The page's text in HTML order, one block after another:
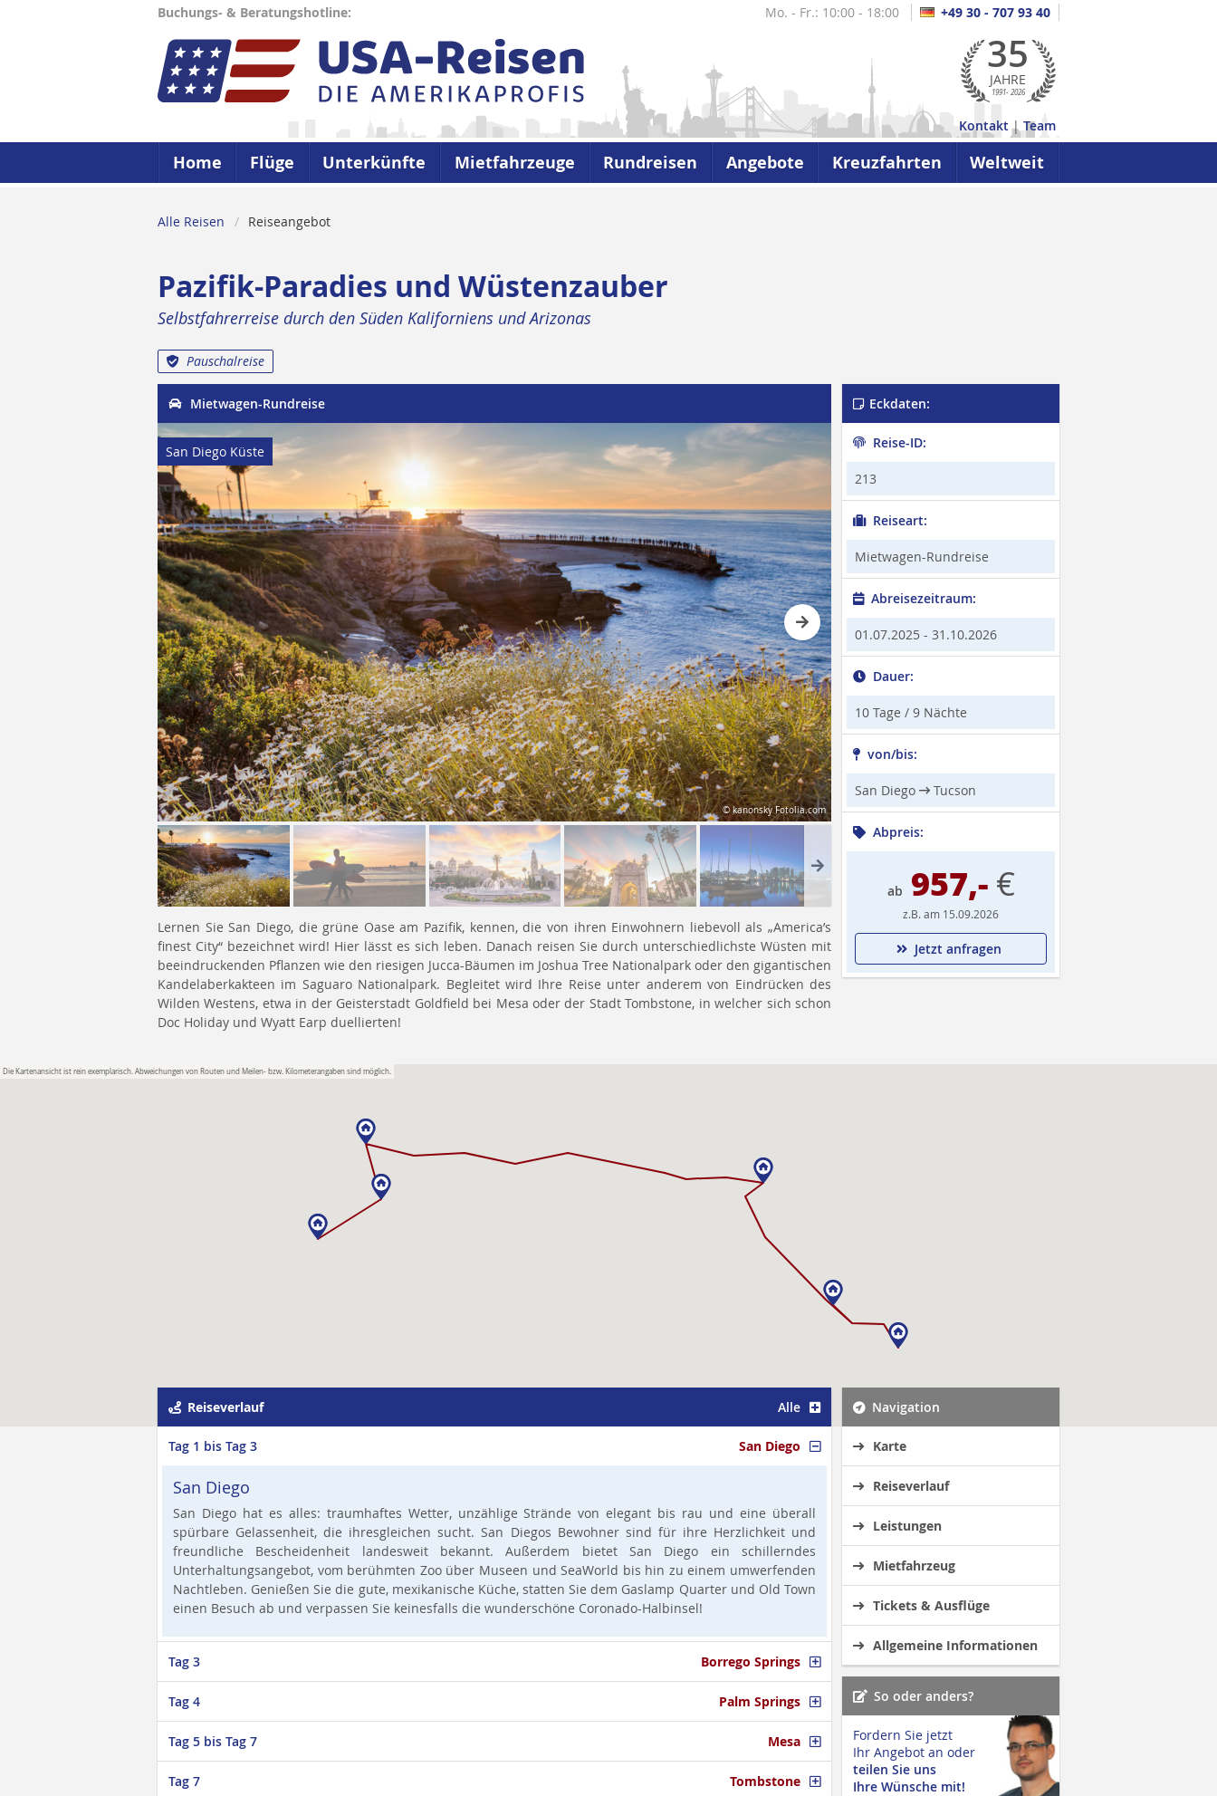
Buchungs- & Beratungshotline: Mo. - Fr.: 10:00 - 18:00 +49 30 - 707 93 40
35
JAHRE
1991- 2026
Kontakt | Team
Home Flüge Unterkünfte Mietfahrzeuge Rundreisen Angebote Kreuzfahrten Weltweit
Alle Reisen Reiseangebot
Pazifik-Paradies und Wüstenzauber
Selbstfahrerreise durch den Süden Kaliforniens und Arizonas
Pauschalreise
Mietwagen-Rundreise
San Diego Küste
© kanonsky Fotolia.com
San Diego Pier
Next
Lernen Sie San Diego, die grüne Oase am Pazifik, kennen, die von ihren Einwohnern liebevoll als „America’s
finest City“ bezeichnet wird! Hier lässt es sich leben. Danach reisen Sie durch unterschiedlichste Wüsten mit
beeindruckenden Pflanzen wie den riesigen Jucca-Bäumen im Joshua Tree Nationalpark oder den gigantischen
Kandelaberkakteen im Saguaro Nationalpark. Begleitet wird Ihre Reise unter anderem von Eindrücken des
Wilden Westens, etwa in der Geisterstadt Goldfield bei Mesa oder der Stadt Tombstone, in welcher sich schon
Doc Holiday und Wyatt Earp duellierten!
Eckdaten:
Reise-ID:
213
Reiseart:
Mietwagen-Rundreise
Abreisezeitraum:
01.07.2025 - 31.10.2026
Dauer:
10 Tage / 9 Nächte
von/bis:
San Diego Tucson
Abpreis:
ab 957,- €
z.B. am 15.09.2026
Jetzt anfragen
Die Kartenansicht ist rein exemplarisch. Abweichungen von Routen und Meilen- bzw. Kilometerangaben sind möglich.
Reiseverlauf Alle
Tag 1 bis Tag 3 San Diego
San Diego
San Diego hat es alles: traumhaftes Wetter, unzählige Strände von elegant bis rau und eine überall
spürbare Gelassenheit, die ihresgleichen sucht. San Diegos Bewohner sind für ihre Herzlichkeit und
freundliche Bescheidenheit landesweit bekannt. Außerdem bietet San Diego ein schillerndes
Unterhaltungsangebot, vom berühmten Zoo über Museen und SeaWorld bis hin zu einem umwerfenden
Nachtleben. Genießen Sie die gute, mexikanische Küche, statten Sie dem Gaslamp Quarter und Old Town
einen Besuch ab und verpassen Sie keinesfalls die wunderschöne Coronado-Halbinsel!
Tag 3 Borrego Springs
Tag 4 Palm Springs
Tag 5 bis Tag 7 Mesa
Tag 7 Tombstone
Navigation
Karte
Reiseverlauf
Leistungen
Mietfahrzeug
Tickets & Ausflüge
Allgemeine Informationen
So oder anders?
Fordern Sie jetzt
Ihr Angebot an oder
teilen Sie uns
Ihre Wünsche mit!